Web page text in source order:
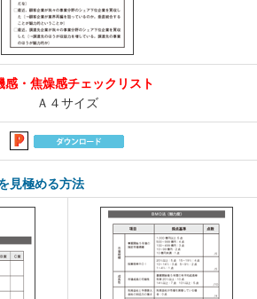
感・焦燥感チェックリスト
Ａ４サイズ
見極める方法